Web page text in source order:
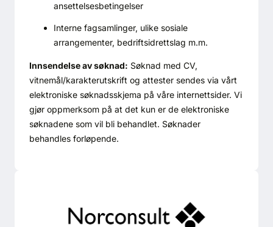
ansettelsesbetingelser
Interne fagsamlinger, ulike sosiale
arrangementer, bedriftsidrettslag m.m.
Innsendelse av søknad: Søknad med CV,
vitnemål/karakterutskrift og attester sendes via vårt
elektroniske søknadsskjema på våre internettsider. Vi
gjør oppmerksom på at det kun er de elektroniske
søknadene som vil bli behandlet. Søknader
behandles forløpende.